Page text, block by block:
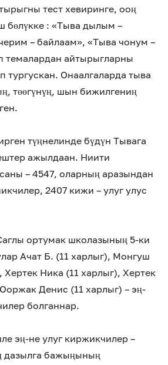
тест хевиринге, ооң
бөлүкке : «Тыва дылым –
– байлаам», «Тыва чонум –
темалардан айтырыгларны
тургускан. Онаалгаларда тыва
төөгүнүң, шын бижилгениң
түңнелинде бүдүн Тывага
ажылдаан. Ниити
– 4547, оларның аразындан
2407 кижи – улуг улус
ортумак школазының 5-ки
Ачат Б. (11 харлыг), Монгуш
Хертек Ника (11 харлыг), Хертек
Денис (11 харлыг) – эң-
болганнар.
эң-не улуг киржикчилер –
дазылга бажыңының